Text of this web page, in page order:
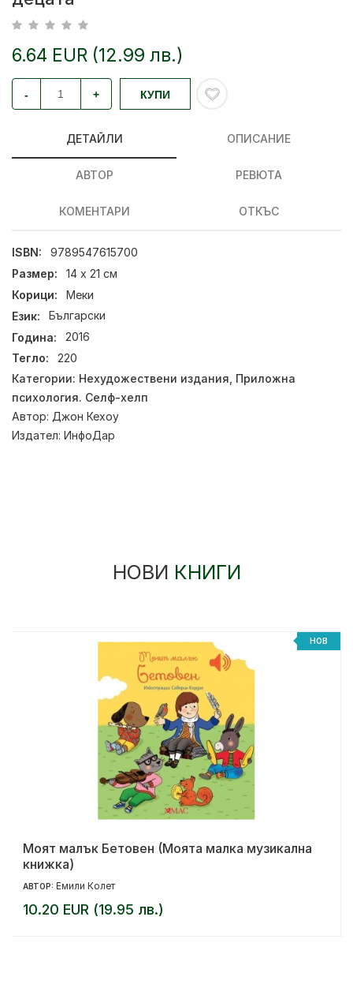
6.64 EUR (12.99 лв.)
- + КУПИ
ДЕТАЙЛИ ОПИСАНИЕ
АВТОР РЕВЮТА
КОМЕНТАРИ ОТКЪС
ISBN:
9789547615700
Размер:
14 х 21 см
Корици:
Меки
Език:
Български
Година:
2016
Тегло:
220
Категории: Нехудожествени издания Приложна
психология. Селф-хелп
Автор: Джон Кехоу
Издател: ИнфоДар
НОВИ КНИГИ
НОВ
Моят малък Бетовен (Моята малка музикална
книжка)
АВТОР: Емили Колет
10.20 EUR (19.95 лв.)